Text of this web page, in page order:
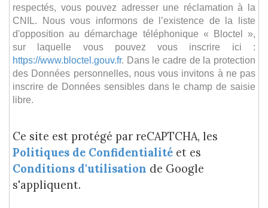
respectés, vous pouvez adresser une réclamation à la
CNIL. Nous vous informons de l’existence de la liste
d'opposition au démarchage téléphonique « Bloctel »,
sur laquelle vous pouvez vous inscrire ici :
https://www.bloctel.gouv.fr. Dans le cadre de la protection
des Données personnelles, nous vous invitons à ne pas
inscrire de Données sensibles dans le champ de saisie
libre.
Ce site est protégé par reCAPTCHA, les
Politiques de Confidentialité et es
Conditions d'utilisation de Google
s'appliquent.